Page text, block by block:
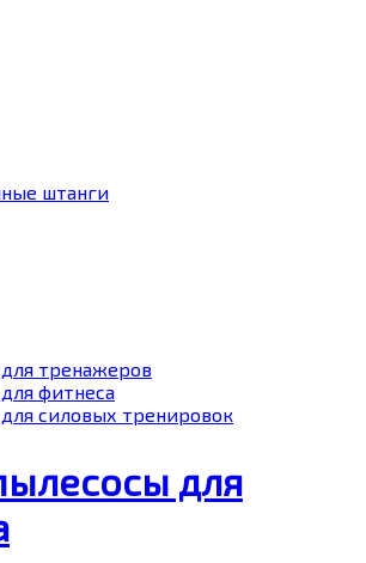
штанги
тренажеров
фитнеса
силовых тренировок
для